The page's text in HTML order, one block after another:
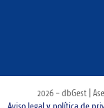
2026 - dbGest |